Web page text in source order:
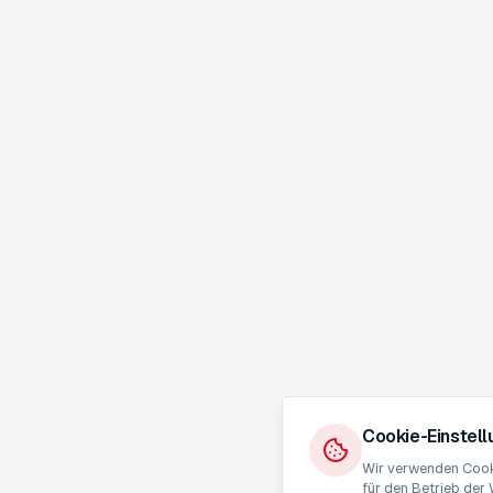
Cookie-
Wir verwenden
für den Betrieb der